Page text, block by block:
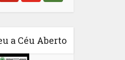
a Céu Aberto